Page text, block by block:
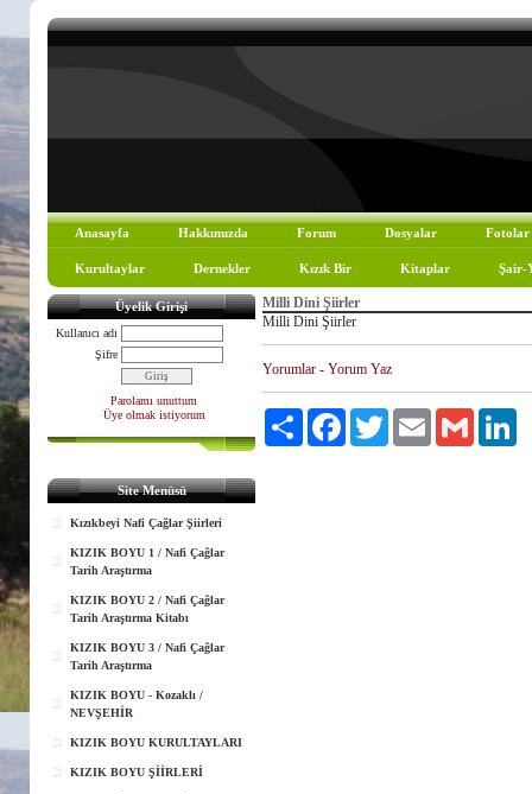
Anasayfa Hakkımızda Forum Dosyalar Fotolar
Kurultaylar Dernekler Kızık Bir Kitaplar Şair-
Üyelik Girişi
Kullanıcı adı
Şifre
Parolamı unuttum
Üye olmak istiyorum
Site Menüsü
Kızıkbeyi Nafi Çağlar Şiirleri
KIZIK BOYU 1 / Nafi Çağlar
Tarih Araştırma
KIZIK BOYU 2 / Nafi Çağlar
Tarih Araştırma Kitabı
KIZIK BOYU 3 / Nafi Çağlar
Tarih Araştırma
KIZIK BOYU - Kozaklı /
NEVŞEHİR
KIZIK BOYU KURULTAYLARI
KIZIK BOYU ŞİİRLERİ
Milli Dini Şiirler
Milli Dini Şiirler
Yorumlar - Yorum Yaz
Paylaş FacebookTwitter Email Gmail